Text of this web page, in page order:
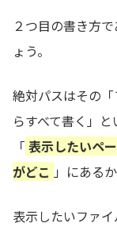
２つ目の書き方
ょう。
絶対パスはその
らすべて書く」
「 表示したいペ
がどこ 」にある
表示したいファイ